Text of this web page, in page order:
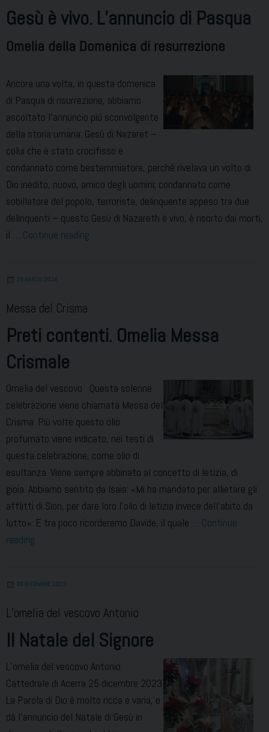
Di
Gesù è vivo. L’annuncio di Pasqua
Omelia della Domenica di resurrezione
Ancora una volta, in questa domenica
di Pasqua di risurrezione, abbiamo
ascoltato l’annuncio più sconvolgente
della storia umana: Gesù di Nazaret –
colui che è stato crocifisso e
condannato come bestemmiatore, perché rivelava un volto di
Dio inedito, nuovo, amico degli uomini; condannato come
sobillatore del popolo, terrorista, delinquente appeso tra due
delinquenti – questo Gesù di Nazareth è vivo, è risorto dai morti,
il … Continue reading
28 MARZO 2024
Messa del Crisma
Preti contenti. Omelia Messa
Crismale
Omelia del vescovo Questa solenne
celebrazione viene chiamata Messa del
Crisma. Più volte questo olio
profumato viene indicato, nei testi di
questa celebrazione, come olio di
esultanza. Viene sempre abbinato al concetto di letizia, di
gioia. Abbiamo sentito da Isaia: «Mi ha mandato per allietare gli
afflitti di Sion, per dare loro l’olio di letizia invece dell’abito da
lutto». E tra poco ricorderemo Davide, il quale … Continue
reading
Messa
Crismale
30 DICEMBRE 2023
L’omelia del vescovo Antonio
Il Natale del Signore
L’omelia del vescovo Antonio
Cattedrale di Acerra 25 dicembre 2023
La Parola di Dio è molto ricca e varia, e
dà l’annuncio del Natale di Gesù in